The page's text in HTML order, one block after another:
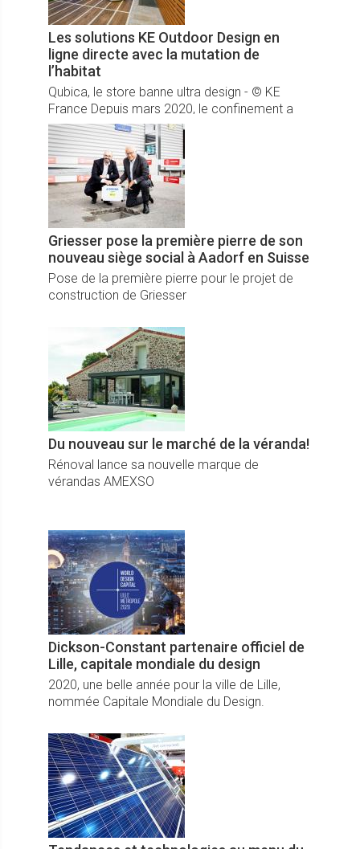
Les solutions KE Outdoor Design en
ligne directe avec la mutation de
l’habitat
Qubica, le store banne ultra design - © KE
France Depuis mars 2020, le confinement a
mis en lumière un nouveau besoin : celui de
réinventer son habitat devenu central et valeur
refuge.
Griesser pose la première pierre de son
nouveau siège social à Aadorf en Suisse
Pose de la première pierre pour le projet de
construction de Griesser
Du nouveau sur le marché de la véranda!
Rénoval lance sa nouvelle marque de
vérandas AMEXSO
Dickson-Constant partenaire officiel de
Lille, capitale mondiale du design
2020, une belle année pour la ville de Lille,
nommée Capitale Mondiale du Design.